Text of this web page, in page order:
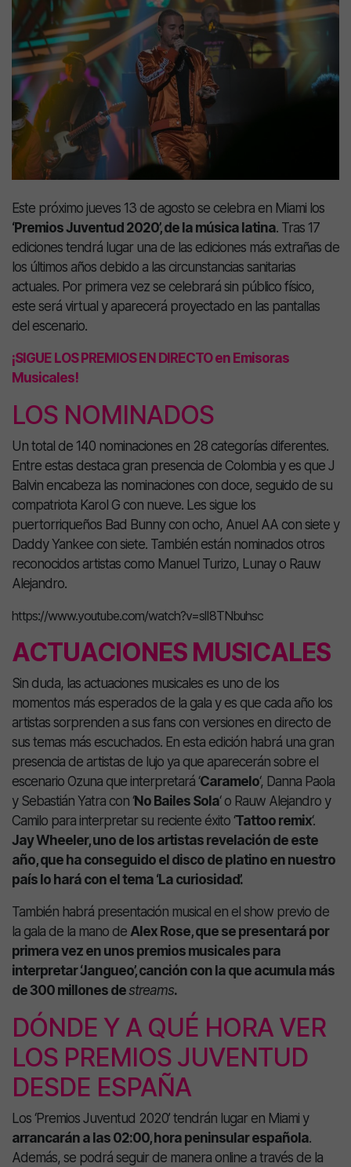
Este próximo jueves 13 de agosto se celebra en Miami los
‘Premios Juventud 2020’, de la música latina. Tras 17
ediciones tendrá lugar una de las ediciones más extrañas de
los últimos años debido a las circunstancias sanitarias
actuales. Por primera vez se celebrará sin público físico,
este será virtual y aparecerá proyectado en las pantallas
del escenario.
¡SIGUE LOS PREMIOS EN DIRECTO en Emisoras
Musicales!
LOS NOMINADOS
Un total de 140 nominaciones en 28 categorías diferentes.
Entre estas destaca gran presencia de Colombia y es que J
Balvin encabeza las nominaciones con doce, seguido de su
compatriota Karol G con nueve. Les sigue los
puertorriqueños Bad Bunny con ocho, Anuel AA con siete y
Daddy Yankee con siete. También están nominados otros
reconocidos artistas como Manuel Turizo, Lunay o Rauw
Alejandro.
https://www.youtube.com/watch?v=slI8TNbuhsc
ACTUACIONES MUSICALES
Sin duda, las actuaciones musicales es uno de los
momentos más esperados de la gala y es que cada año los
artistas sorprenden a sus fans con versiones en directo de
sus temas más escuchados. En esta edición habrá una gran
presencia de artistas de lujo ya que aparecerán sobre el
escenario Ozuna que interpretará ‘Caramelo‘, Danna Paola
y Sebastián Yatra con ‘No Bailes Sola‘ o Rauw Alejandro y
Camilo para interpretar su reciente éxito ‘Tattoo remix‘.
Jay Wheeler, uno de los artistas revelación de este
año, que ha conseguido el disco de platino en nuestro
país lo hará con el tema ‘La curiosidad’.
También habrá presentación musical en el show previo de
la gala de la mano de Alex Rose, que se presentará por
primera vez en unos premios musicales para
interpretar ‘Jangueo’, canción con la que acumula más
de 300 millones de streams.
DÓNDE Y A QUÉ HORA VER
LOS PREMIOS JUVENTUD
DESDE ESPAÑA
Los ‘Premios Juventud 2020’ tendrán lugar en Miami y
arrancarán a las 02:00, hora peninsular española.
Además, se podrá seguir de manera online a través de la